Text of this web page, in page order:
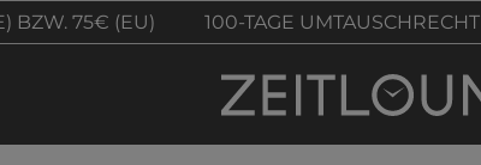
BZW. 75€ (EU) 100-TAGE UMTAUSCHRECHT